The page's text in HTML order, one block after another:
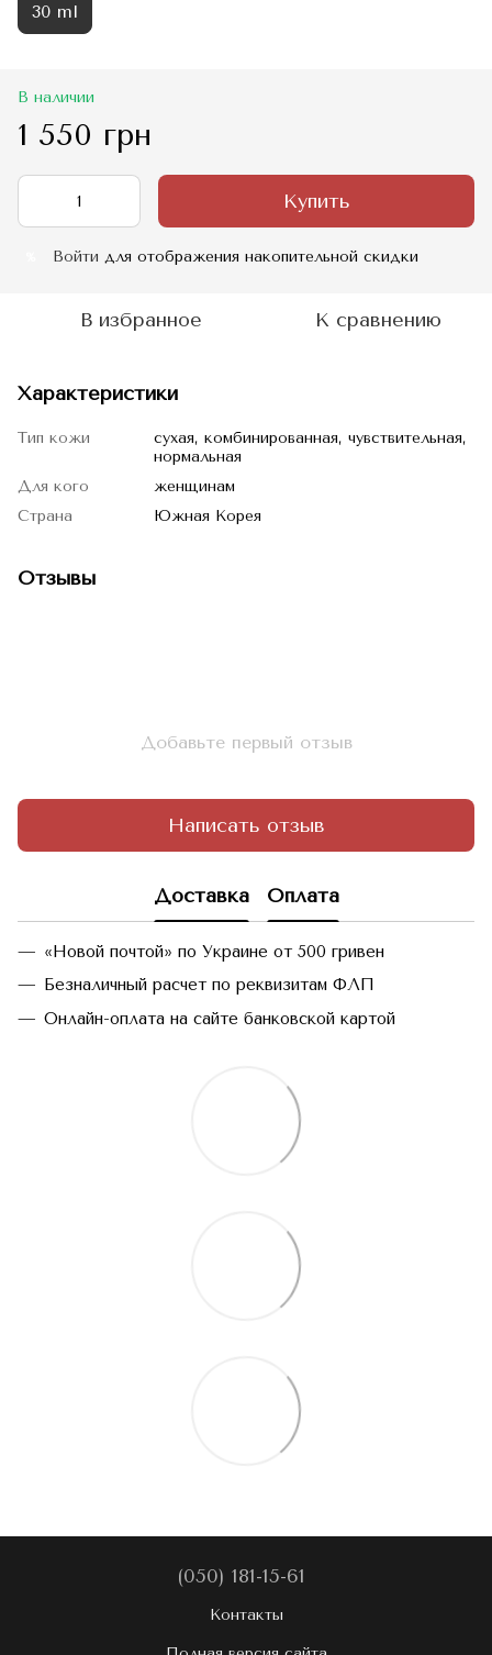
30 ml
В наличии
1 550 грн
Купить
Войти для отображения накопительной скидки
В избранное К сравнению
Характеристики
Тип кожи
сухая, комбинированная, чувствительная,
нормальная
Для кого
женщинам
Страна
Южная Корея
Отзывы
Добавьте первый отзыв
Написать отзыв
Доставка Оплата
«Новой почтой» по Украине от 500 гривен
Безналичный расчет по реквизитам ФЛП
Онлайн-оплата на сайте банковской картой
(050) 181-15-61
Контакты